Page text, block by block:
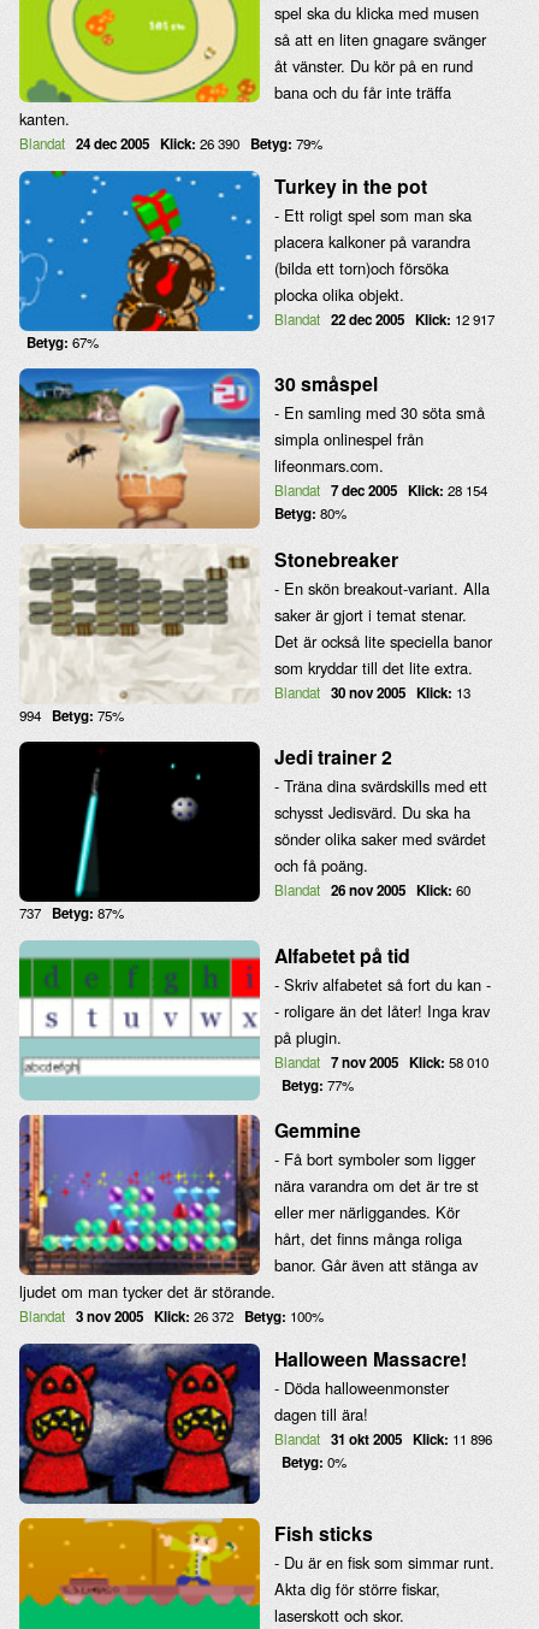
spel ska du klicka med musen
så att en liten gnagare svänger
åt vänster. Du kör på en rund
bana och du får inte träffa
kanten.
Blandat 24 dec 2005 Klick: 26 390 Betyg: 79%
Turkey in the pot
- Ett roligt spel som man ska
placera kalkoner på varandra
(bilda ett torn)och försöka
plocka olika objekt.
Blandat 22 dec 2005 Klick: 12 917
Betyg: 67%
30 småspel
- En samling med 30 söta små
simpla onlinespel från
lifeonmars.com.
Blandat 7 dec 2005 Klick: 28 154
Betyg: 80%
Stonebreaker
- En skön breakout-variant. Alla
saker är gjort i temat stenar.
Det är också lite speciella banor
som kryddar till det lite extra.
Blandat 30 nov 2005 Klick: 13
994
Betyg: 75%
Jedi trainer 2
- Träna dina svärdskills med ett
schysst Jedisvärd. Du ska ha
sönder olika saker med svärdet
och få poäng.
Blandat 26 nov 2005 Klick: 60
737
Betyg: 87%
Alfabetet på tid
- Skriv alfabetet så fort du kan -
- roligare än det låter! Inga krav
på plugin.
Blandat 7 nov 2005 Klick: 58 010
Betyg: 77%
Gemmine
- Få bort symboler som ligger
nära varandra om det är tre st
eller mer närliggandes. Kör
hårt, det finns många roliga
banor. Går även att stänga av
ljudet om man tycker det är störande.
Blandat 3 nov 2005 Klick: 26 372 Betyg: 100%
Halloween Massacre!
- Döda halloweenmonster
dagen till ära!
Blandat 31 okt 2005 Klick: 11 896
Betyg: 0%
Fish sticks
- Du är en fisk som simmar runt.
Akta dig för större fiskar,
laserskott och skor.